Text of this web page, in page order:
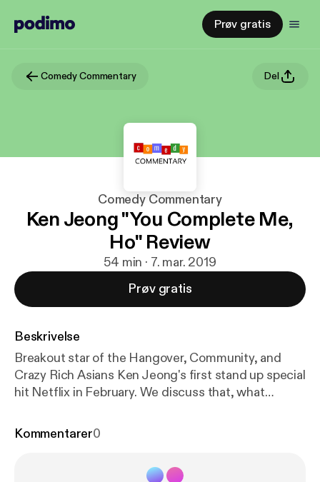
Prøv gratis
Comedy Commentary Del
Comedy Commentary
Ken Jeong "You Complete Me,
Ho" Review
54 min · 7. mar. 2019
Prøv gratis
Beskrivelse
Breakout star of the Hangover, Community, and
Crazy Rich Asians Ken Jeong's first stand up special
hit Netflix in February. We discuss that, what
comedy community. Let's hit the stage.
Kommentarer0